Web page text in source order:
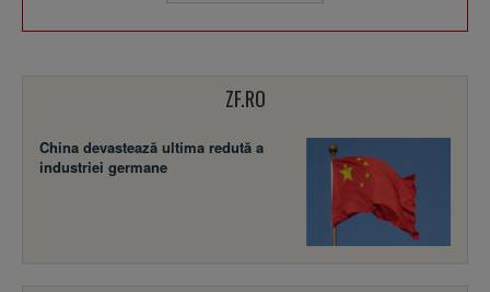
ZF.RO
China devastează ultima redută a
industriei germane